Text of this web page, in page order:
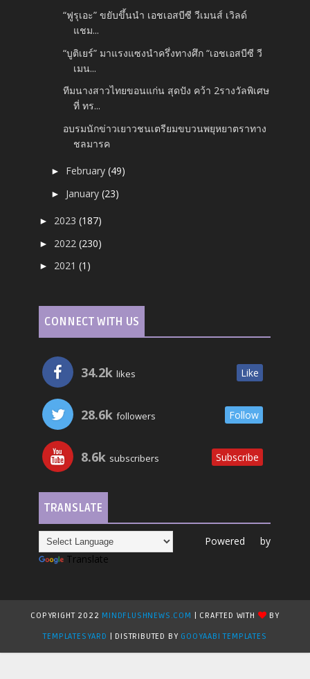
“ฟูรุเอะ” ขยับขึ้นนำ เอชเอสบีซี วีเมนส์ เวิลด์
แชม...
“บูติเยร์” มาแรงแซงนำครึ่งทางศึก “เอชเอสบีซี วี
เมน...
ทีมนางสาวไทยขอนแก่น สุดปัง คว้า 2รางวัลพิเศษ
ที่ ทร...
อบรมนักข่าวเยาวชนเตรียมขบวนพยุหยาตราทาง
ชลมารค
► February(49)
► January(23)
► 2023(187)
► 2022(230)
► 2021(1)
CONNECT WITH US
34.2k likes Like
28.6k followers Follow
8.6k subscribers Subscribe
TRANSLATE
Powered by
Translate
COPYRIGHT 2022 MINDFLUSHNEWS.COM | CRAFTED WITH
BY
TEMPLATESYARD
| DISTRIBUTED BY GOOYAABI TEMPLATES